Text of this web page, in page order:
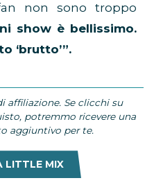
non sono troppo
show è bellissimo.
‘brutto’”.
affiliazione. Se clicchi su
potremmo ricevere una
aggiuntivo per te.
LITTLE MIX